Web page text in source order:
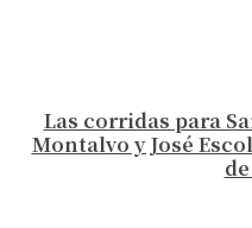
Las corridas para
Montalvo y José